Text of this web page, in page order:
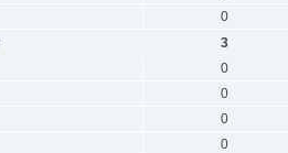
0
3
0
0
0
0